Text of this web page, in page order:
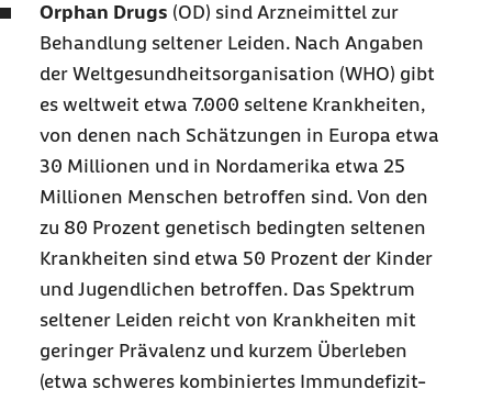
Orphan Drugs (OD) sind Arzneimittel zur
Behandlung seltener Leiden. Nach Angaben
der Weltgesundheitsorganisation (WHO) gibt
es weltweit etwa 7.000 seltene Krankheiten,
von denen nach Schätzungen in Europa etwa
30 Millionen und in Nordamerika etwa 25
Millionen Menschen betroffen sind. Von den
zu 80 Prozent genetisch bedingten seltenen
Krankheiten sind etwa 50 Prozent der Kinder
und Jugendlichen betroffen. Das Spektrum
seltener Leiden reicht von Krankheiten mit
geringer Prävalenz und kurzem Überleben
(etwa schweres kombiniertes Immundefizit-